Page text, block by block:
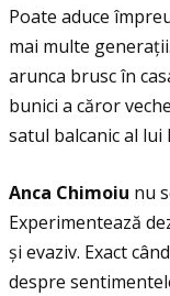
Poate aduce
mai multe
arunca brusc în
bunici a căror
satul balcanic al lui
Anca Chimoiu nu
Experimentează
și evaziv. Exact
despre